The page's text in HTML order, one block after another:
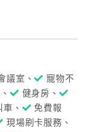
議室、
寵物不
健身房、
、
免費報
現場刷卡服務、